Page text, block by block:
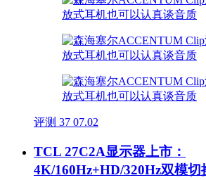
评测 37 07.02
TCL 27C2A显示器上市：
4K/160Hz+HD/320Hz双模